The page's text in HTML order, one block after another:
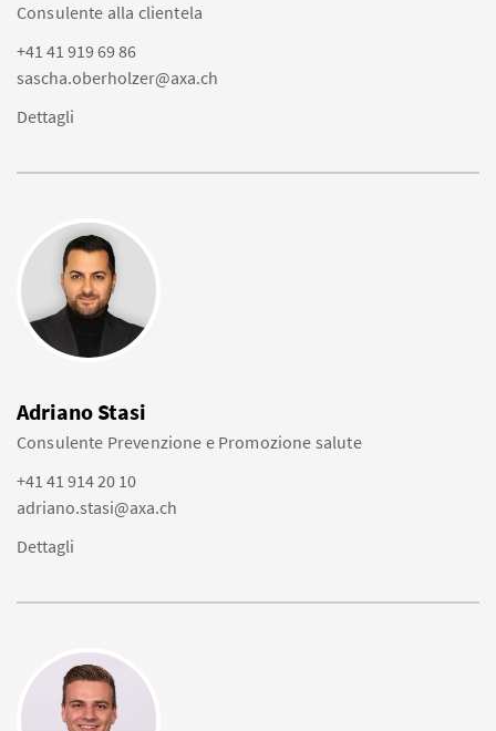
Consulente alla clientela
+41 41 919 69 86
sascha.oberholzer@axa.ch
Dettagli
Adriano Stasi
Consulente Prevenzione e Promozione salute
+41 41 914 20 10
adriano.stasi@axa.ch
Dettagli